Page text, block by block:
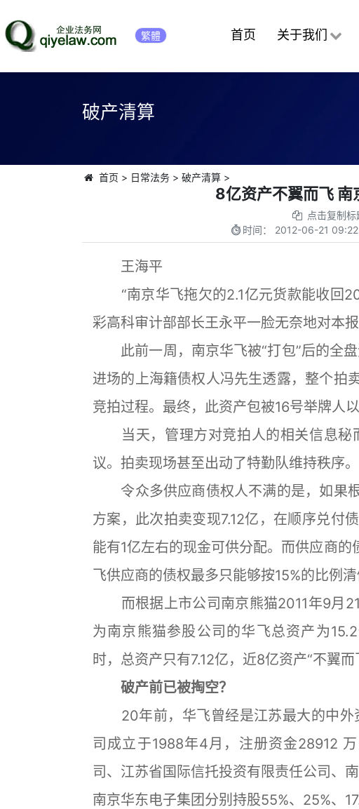
繁體 首页 关于我们
破产清算
首页 > 日常法务> 破产清算>
8亿资产不翼而飞 南
点击复制
时间： 2012-06-21
王海平
“南京华飞拖欠的2.1亿元货款能收回
彩高科审计部部长王永平一脸无奈地对本报
此前一周，南京华飞被“打包”后的全盘
进场的上海籍债权人冯先生透露，整个拍
竞拍过程。最终，此资产包被16号举牌人以
当天，管理方对竞拍人的相关信息秘
议。拍卖现场甚至出动了特勤队维持秩序。
令众多供应商债权人不满的是，如果
方案，此次拍卖变现7.12亿，在顺序兑付
能有1亿左右的现金可供分配。而供应商
飞供应商的债权最多只能够按15%的比例清
而根据上市公司南京熊猫2011年9月
为南京熊猫参股公司的华飞总资产为
时，总资产只有7.12亿，近8亿资产“不翼而
破产前已被掏空？
20年前，华飞曾经是江苏最大的中外
司成立于1988年4月，注册资金28912
司、江苏省国际信托投资有限责任公司、
南京华东电子集团分别持股55%、25%、